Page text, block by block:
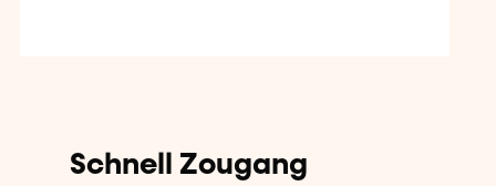
Schnell Zougang